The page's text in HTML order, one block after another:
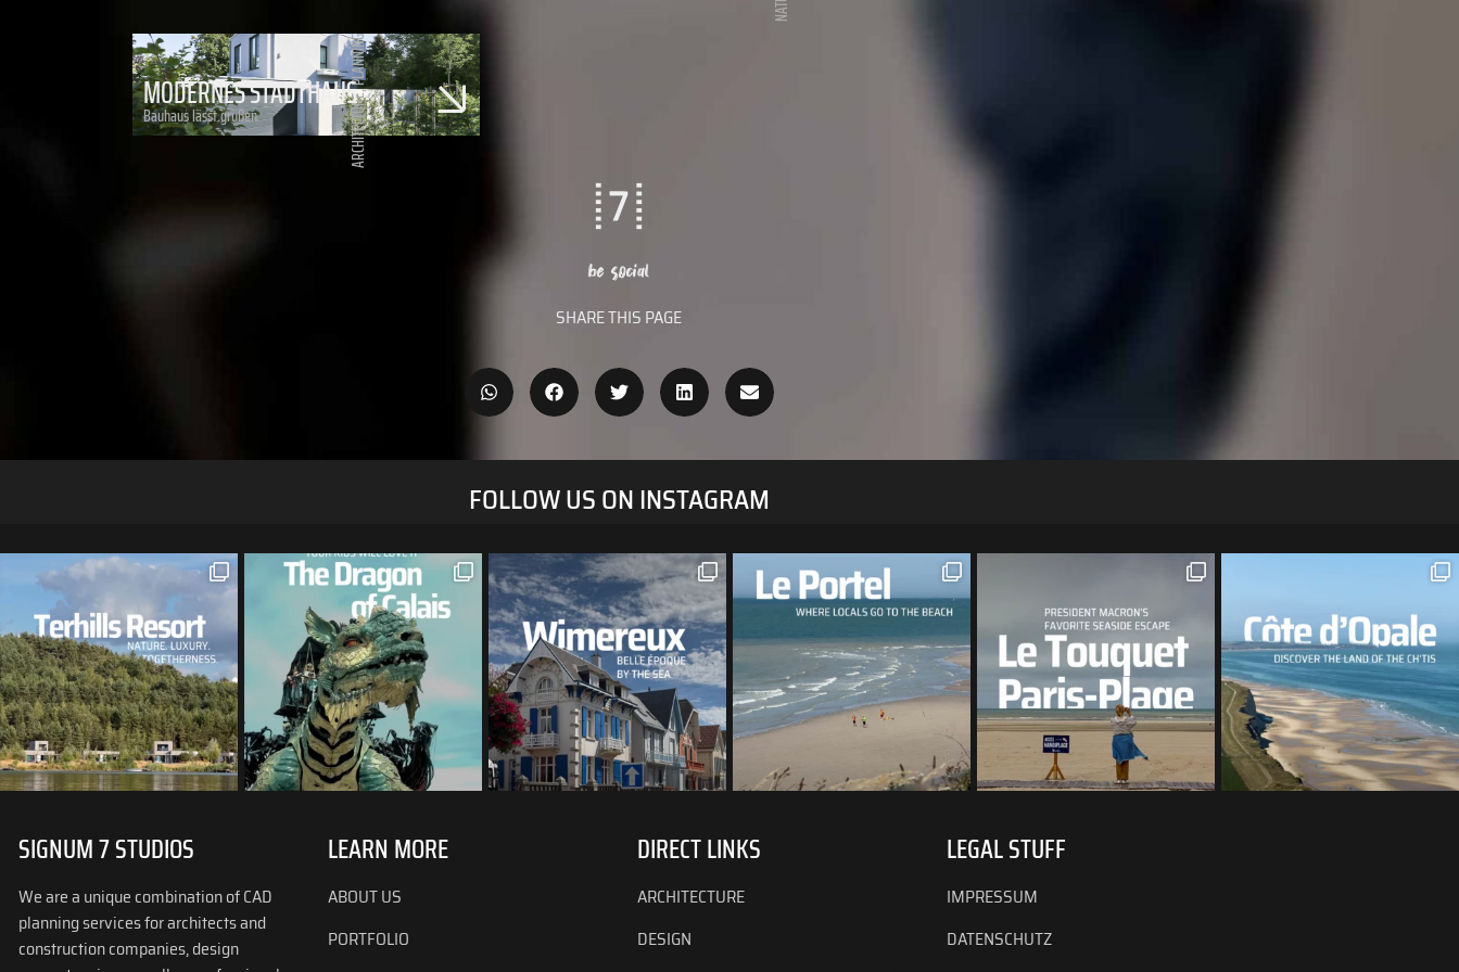
ARCHITECTURE
,
PLANNING
MODERNES STADTHAUS
Bauhaus lässt grüßen
be social
SHARE THIS PAGE
FOLLOW US ON INSTAGRAM
SIGNUM 7 STUDIOS
We are a unique combination of CAD
planning services for architects and
construction companies, design
LEARN MORE
ABOUT US
PORTFOLIO
DIRECT LINKS
ARCHITECTURE
DESIGN
LEGAL STUFF
IMPRESSUM
DATENSCHUTZ